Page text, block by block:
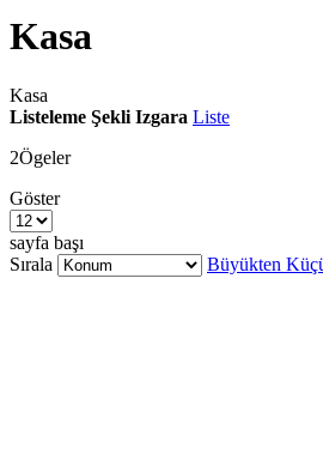
Kasa
Kasa
Listeleme Şekli Izgara Liste
2Ögeler
Göster
sayfa başı
Sırala
Büyükten